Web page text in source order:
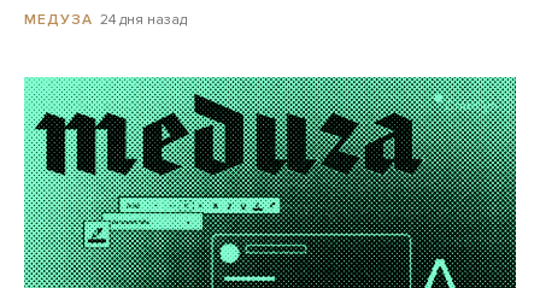
МЕДУЗА 24 дня назад